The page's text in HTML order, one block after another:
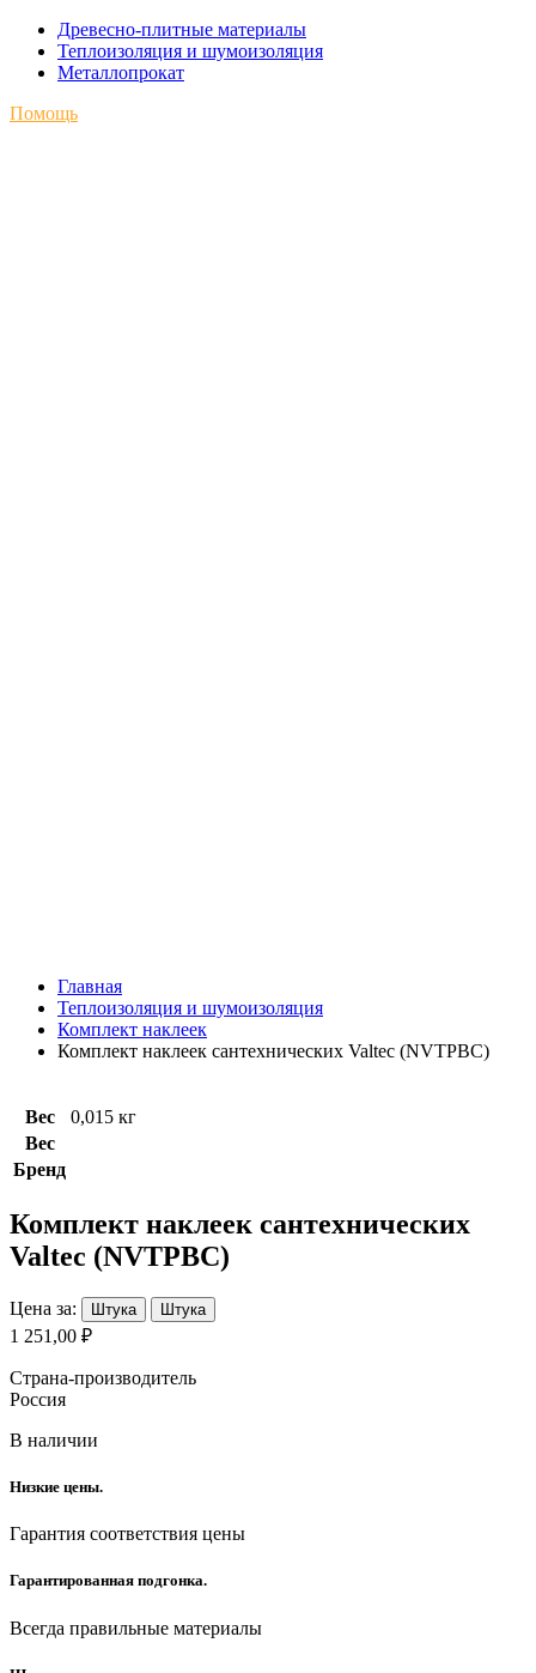
Древесно-плитные материалы
Теплоизоляция и шумоизоляция
Металлопрокат
Помощь
Главная
Теплоизоляция и шумоизоляция
Комплект наклеек
Комплект наклеек сантехнических Valtec (NVTPBC)
Вес
0,015 кг
Вес
Бренд
Комплект наклеек сантехнических
Valtec (NVTPBC)
Цена за: Штука Штука
1 251,00 ₽
Страна-производитель
Россия
В наличии
Низкие цены.
Гарантия соответствия цены
Гарантированная подгонка.
Всегда правильные материалы